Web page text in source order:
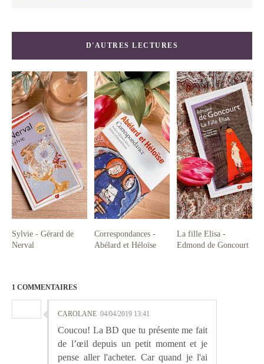
D'AUTRES LECTURES
Sylvie - Gérard de
Nerval
Correspondances -
Abélard et Héloïse
La fille Elisa -
Edmond de Goncourt
1 COMMENTAIRES
CAROLANE 04/04/2019 13:41
Coucou! La BD que tu présente me fait
de l’œil depuis un petit moment et je
pense aller l'acheter. Car quand je l'ai